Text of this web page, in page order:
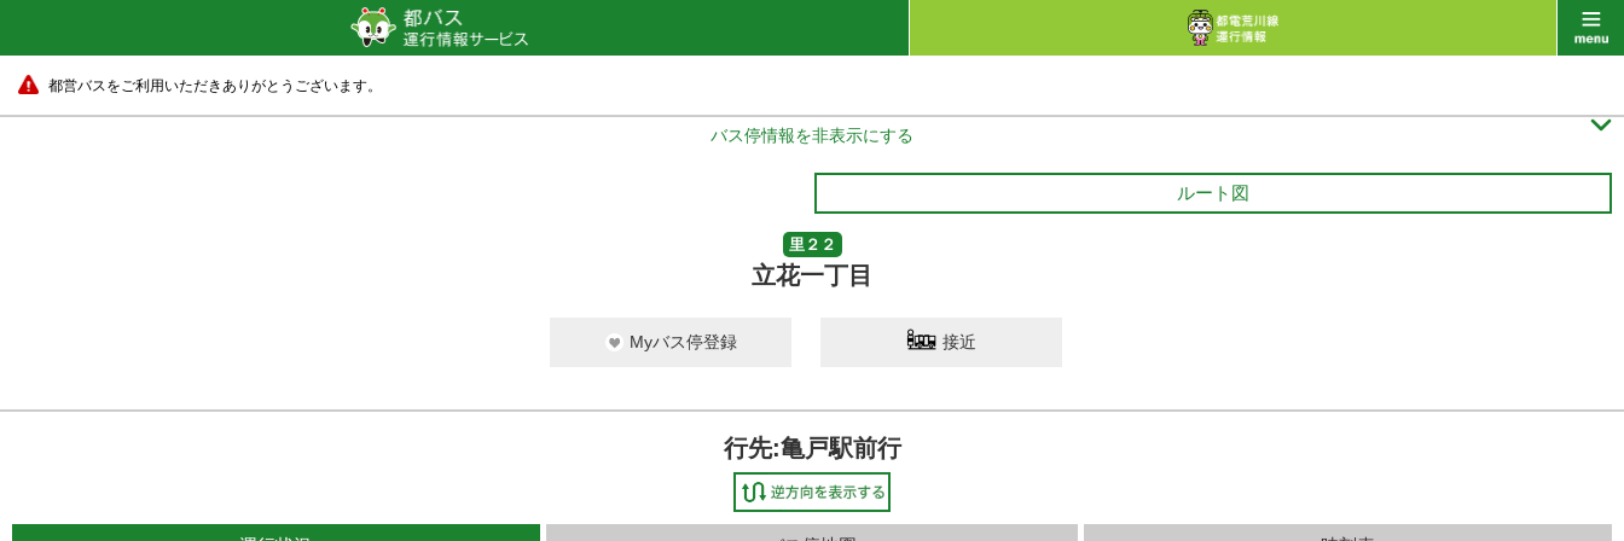
都営バスをご利用いただきありがとうございます。
バス停情報を非表示にする 
ルート図
里２２
立花一丁目
Myバス停登録 接近
行先:亀戸駅前行